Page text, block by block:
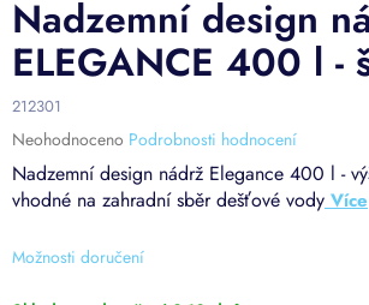
Možnosti doručení
Nadzemní design nádrž Elegance 400 l -
vhodné na zahradní sběr dešťové vody
Nadzemní design
ELEGANCE 400 l -
212301
Průměrné
hodnocení
produktu
je
z
hvězdiček.
Neohodnoceno Podrobnosti hodnocení